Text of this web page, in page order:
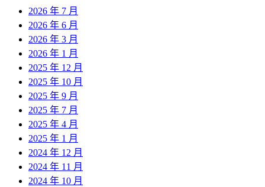
2026 年 7 月
2026 年 6 月
2026 年 3 月
2026 年 1 月
2025 年 12 月
2025 年 10 月
2025 年 9 月
2025 年 7 月
2025 年 4 月
2025 年 1 月
2024 年 12 月
2024 年 11 月
2024 年 10 月